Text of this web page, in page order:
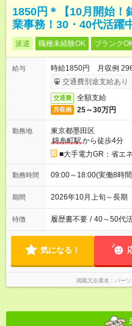
1850円＊【10月開始！
業事務！30・40代活躍
派遣 職種未経験OK ブランク
給与
時給1850円 月収例
交通費別途支給あり
交通費 全額支給
月収例 25～30万円
勤務地
東京都墨田区
錦糸町駅から徒歩4分
■大手電力GR：省エ
勤務時間 09:00～18:00(実働8時
期間 2026年10月上旬～長
特徴 履歴書不要 / 40～50代
気になる！
掲載元企業名 パー